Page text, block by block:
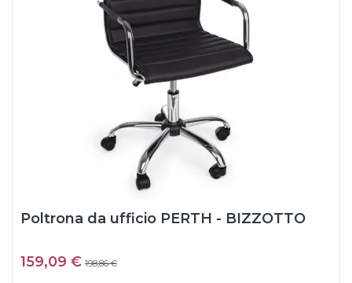
Poltrona da ufficio PERTH - BIZZOTTO
159,09 € 198,86 €